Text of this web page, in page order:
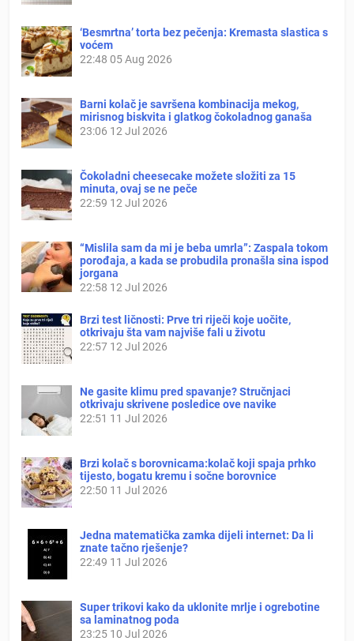
‘Besmrtna’ torta bez pečenja: Kremasta slastica s
voćem
22:48 05 Aug 2026
Barni kolač je savršena kombinacija mekog,
mirisnog biskvita i glatkog čokoladnog ganaša
23:06 12 Jul 2026
Čokoladni cheesecake možete složiti za 15
minuta, ovaj se ne peče
22:59 12 Jul 2026
“Mislila sam da mi je beba umrla”: Zaspala tokom
porođaja, a kada se probudila pronašla sina ispod
jorgana
22:58 12 Jul 2026
Brzi test ličnosti: Prve tri riječi koje uočite,
otkrivaju šta vam najviše fali u životu
22:57 12 Jul 2026
Ne gasite klimu pred spavanje? Stručnjaci
otkrivaju skrivene posledice ove navike
22:51 11 Jul 2026
Brzi kolač s borovnicama:kolač koji spaja prhko
tijesto, bogatu kremu i sočne borovnice
22:50 11 Jul 2026
Jedna matematička zamka dijeli internet: Da li
znate tačno rješenje?
22:49 11 Jul 2026
Super trikovi kako da uklonite mrlje i ogrebotine
sa laminatnog poda
23:25 10 Jul 2026